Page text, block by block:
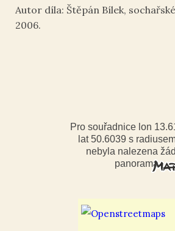
Autor díla: Štěpán Bílek,
2006.
Pro souřadnice lon
lat 50.6039 s
nebyla nalezena
panorama